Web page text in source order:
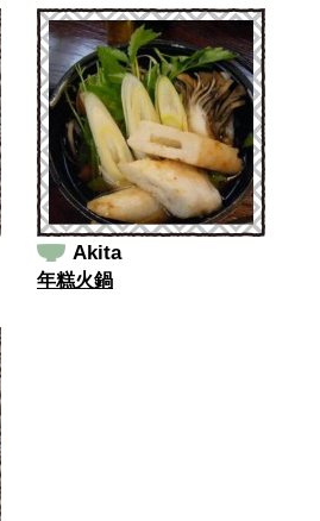
Akita
年糕火鍋